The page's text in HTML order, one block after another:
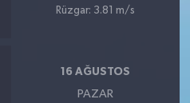
Rüzgar: 3.81 m/s
16 AĞUSTOS
PAZAR